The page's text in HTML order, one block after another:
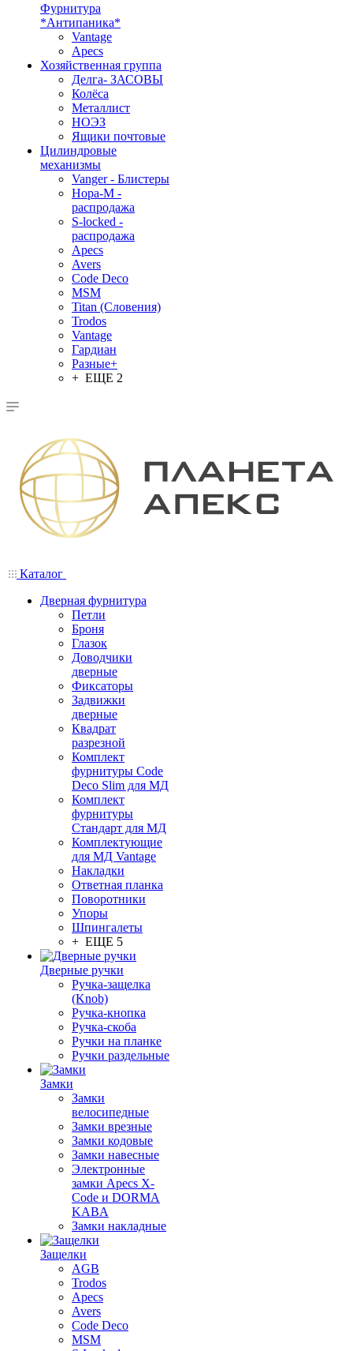
Фурнитура
*Антипаника*
Vantage
Apecs
Хозяйственная группа
Делга- ЗАСОВЫ
Колёса
Металлист
НОЭЗ
Ящики почтовые
Цилиндровые
механизмы
Vanger - Блистеры
Нора-М -
распродажа
S-locked -
распродажа
Apecs
Avers
Code Deco
MSM
Titan (Словения)
Trodos
Vantage
Гардиан
Разные+
+ ЕЩЕ 2
Каталог
Дверная фурнитура
Петли
Броня
Глазок
Доводчики
дверные
Фиксаторы
Задвижки
дверные
Квадрат
разрезной
Комплект
фурнитуры Code
Deco Slim для МД
Комплект
фурнитуры
Стандарт для МД
Комплектующие
для МД Vantage
Накладки
Ответная планка
Поворотники
Упоры
Шпингалеты
+ ЕЩЕ 5
Дверные ручки
Ручка-защелка
(Knob)
Ручка-кнопка
Ручка-скоба
Ручки на планке
Ручки раздельные
Замки
Замки
велосипедные
Замки врезные
Замки кодовые
Замки навесные
Электронные
замки Apecs X-
Code и DORMA
KABA
Замки накладные
Защелки
AGB
Trodos
Apecs
Avers
Code Deco
MSM